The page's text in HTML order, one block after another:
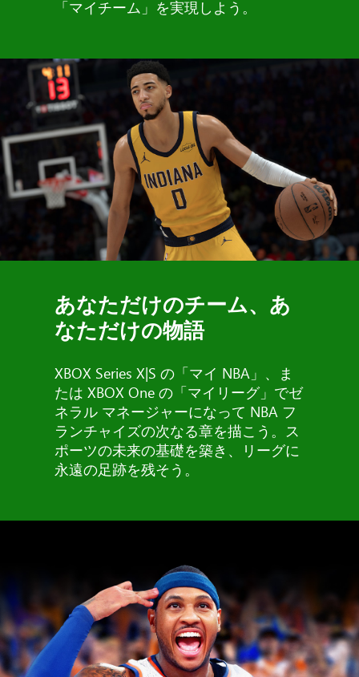
「マイチーム」を実現しよう。
あなただけのチーム、あ
なただけの物語
XBOX Series X|S の「マイ NBA」、ま
たは XBOX One の「マイリーグ」でゼ
ネラル マネージャーになって NBA フ
ランチャイズの次なる章を描こう。ス
ポーツの未来の基礎を築き、リーグに
永遠の足跡を残そう。